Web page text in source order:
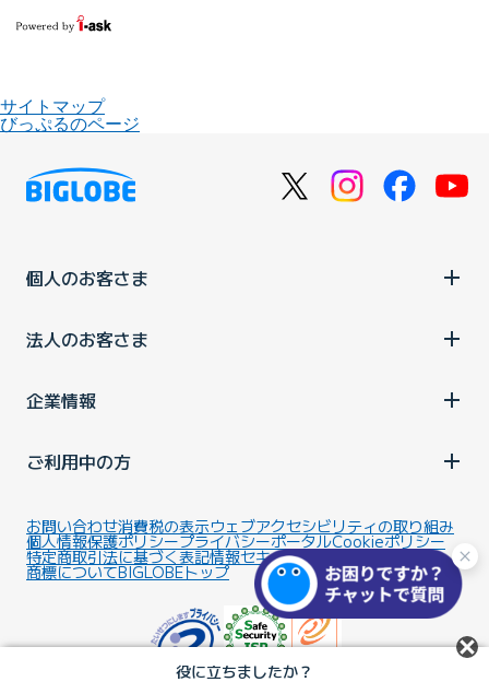
役に立ちましたか？
サイトマップ
びっぷるのページ
個人のお客さま
法人のお客さま
企業情報
ご利用中の方
お問い合わせ消費税の表示ウェブアクセシビリティの取り組み
個人情報保護ポリシープライバシーポータルCookieポリシー
特定商取引法に基づく表記情報セキュリティ基本方針
商標についてBIGLOBEトップ